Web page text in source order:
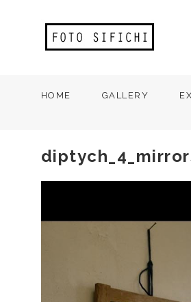
HOME GALLERY